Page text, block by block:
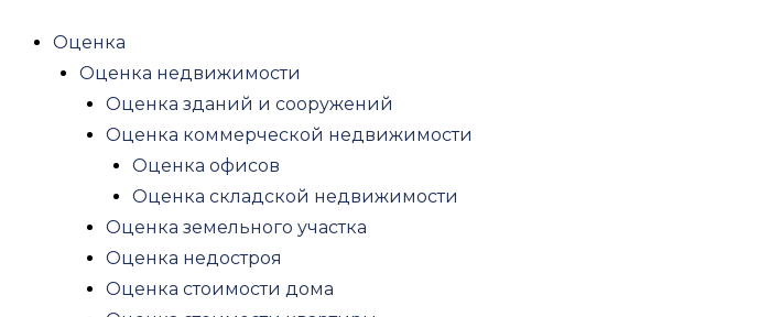
Оценка
Оценка недвижимости
Оценка зданий и сооружений
Оценка коммерческой недвижимости
Оценка офисов
Оценка складской недвижимости
Оценка земельного участка
Оценка недостроя
Оценка стоимости дома
Оценка водного транспорта
Оценка воздушного транспорта
Оценка спецтехники
Оценка ущерба
Оценка ущерба квартиры после залива
Оценка ущерба после пожара
Оценка ущерба автомобиля после ДТП
Оценка убытков и упущенной выгоды
Другие виды оценок